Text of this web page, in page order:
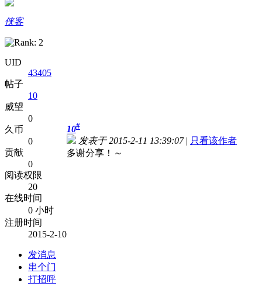
侠客
UID
43405
帖子
10
威望
0
久币
0
贡献
0
阅读权限
20
在线时间
0 小时
注册时间
2015-2-10
发消息
串个门
打招呼
10#
发表于 2015-2-11 13:39:07 | 只看该作者
多谢分享！～